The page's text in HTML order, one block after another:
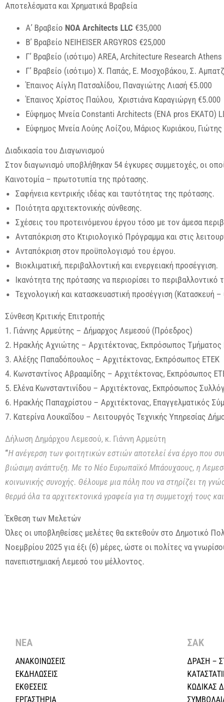
Αποτελέσματα και Χρηματικά Βραβεία
Α’ Βραβείο NOA Architects LLC €35,000
Β’ Βραβείο NEIHEISER ARGYROS €25,000
Γ’ Βραβείο (ισότιμο) AREA, Architecture Research
Γ’ Βραβείο (ισότιμο) Χ. Παπάς, Ε. Μοσχοβάκου, Σ.
Έπαινος Αίγλη Πατσαλίδου, Παναγιώτης Λιασή €5.000
Έπαινος Χρίστος Παύλου, Χριστιάνα Καραγιώργη €5.000
Εύφημος Μνεία Constanti Architects (ENA pros EKATO)
Εύφημος Μνεία Λούης Λοίζου, Μάριος Κυριάκου,
Διαδικασία του Διαγωνισμού
Στον διαγωνισμό υποβλήθηκαν 54 έγκυρες συμμετοχές, οι
Καινοτομία – πρωτοτυπία της πρότασης.
Σαφήνεια κεντρικής ιδέας και ταυτότητας της πρότασης.
Ποιότητα αρχιτεκτονικής σύνθεσης.
Σχέσεις του προτεινόμενου έργου τόσο με τον άμεσα
Ανταπόκριση στο Κτιριολογικό Πρόγραμμα και στις
Ανταπόκριση στον προϋπολογισμό του έργου.
Βιοκλιματική, περιβαλλοντική και ενεργειακή προσέγγιση.
Ικανότητα της πρότασης να περιορίσει το
Τεχνολογική και κατασκευαστική προσέγγιση (Κατασκευή
Σύνθεση Κριτικής Επιτροπής
1. Γιάννης Αρμεύτης – Δήμαρχος Λεμεσού (Πρόεδρος)
2. Ηρακλής Αχνιώτης – Αρχιτέκτονας, Εκπρόσωπος
3. Αλέξης Παπαδόπουλος – Αρχιτέκτονας, Εκπρόσωπος ΕΤΕΚ
4. Κωνσταντίνος Αβρααμίδης – Αρχιτέκτονας, Εκπρόσωπος
5. Ελένα Κωνσταντινίδου – Αρχιτέκτονας, Εκπρόσωπος
6. Ηρακλής Παπαχρίστου – Αρχιτέκτονας, Επαγγελματικός
7. Κατερίνα Λουκαΐδου – Λειτουργός Τεχνικής Υπηρεσίας
Δήλωση Δημάρχου Λεμεσού, κ. Γιάννη Αρμεύτη
“Η ανέγερση των φοιτητικών εστιών αποτελεί ένα έργο που
βιώσιμη ανάπτυξη. Με το Νέο Ευρωπαϊκό Μπάουχαους, η
κοινωνικής συνοχής. Θέλουμε μια πόλη που να στηρίζει τη
θερμά όλα τα αρχιτεκτονικά γραφεία για τη συμμετοχή τους
Έκθεση των Μελετών
Όλες οι υποβληθείσες μελέτες θα εκτεθούν στο Δημοτικό
Νοεμβρίου 2025 για έξι (6) μέρες, ώστε οι πολίτες να
πανεπιστημιακή Λεμεσό του μέλλοντος.
ΝΕΑ
ΑΝΑΚΟΙΝΩΣΕΙΣ
ΕΚΔΗΛΩΣΕΙΣ
ΕΚΘΕΣΕΙΣ
ΕΡΓΑΣΤΗΡΙΑ
ΣΑΚ
ΔΡΑΣΗ –
ΚΩΔΙΚΑΣ